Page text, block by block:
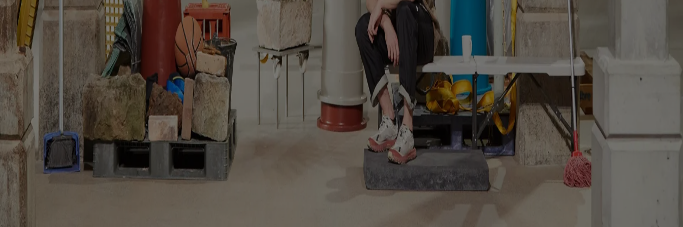
Potrebbe interessarti anche...
People
An Fonteyne: “il patrimonio deve creare attrito”
Tim Abrahams
Da Kortrijk al Kanal Centre Pompidou, la cofondatrice di noAarchitecten racconta il riuso come pratica culturale, prima ancora che ambientale
People
Mikoü Architectures: “cogliere la verità del progetto”Janima Nam
Dal Marocco alla Francia, Selma e Salwa Mikoü riflettono su come narrazioni culturali, artigianalità e contesto locale definiscano l’identità di ogni progetto
Reviews
“The key's under the mat”: il museo come spazio comune
Kate Goodwin
Mike Hewson trasforma un ex serbatoio petrolifero in uno spazio condiviso dove gioco, cura e vita collettiva mettono in discussione i confini del museo
The Global Architecture Platforfm
Terms of Use